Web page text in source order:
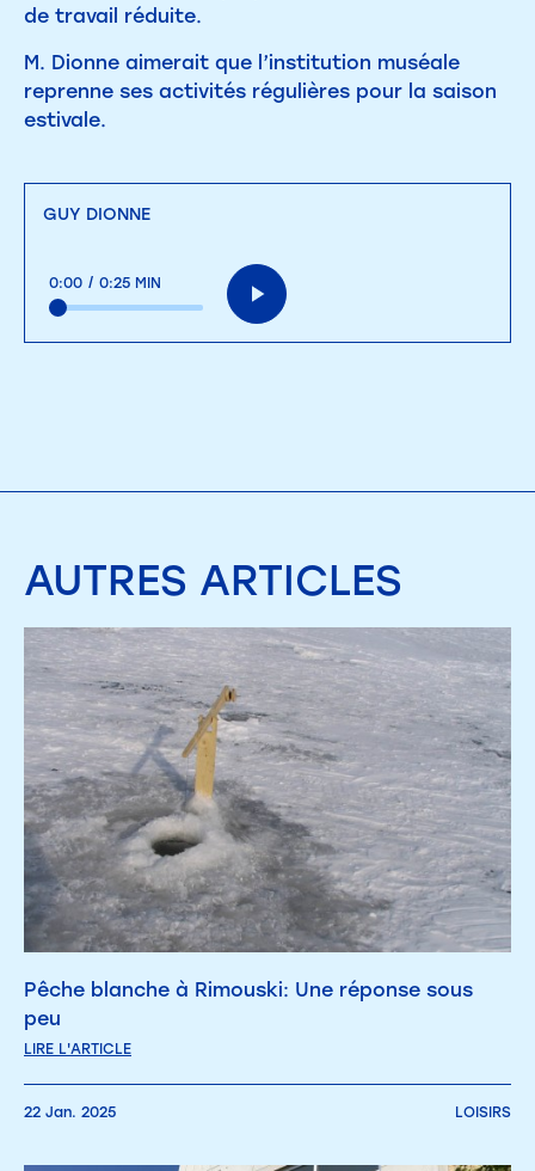
de travail réduite.
M. Dionne aimerait que l’institution muséale
reprenne ses activités régulières pour la saison
estivale.
GUY DIONNE
0:00 / 0:25 MIN
AUTRES ARTICLES
Pêche blanche à Rimouski: Une réponse sous
peu
LIRE L'ARTICLE
22 Jan. 2025 LOISIRS